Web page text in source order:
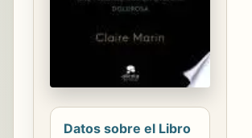
Datos sobre el Libro